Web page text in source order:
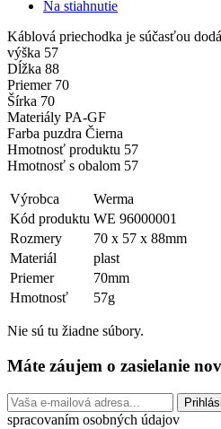
Na stiahnutie
Káblová priechodka je súčasťou
výška 57
Dĺžka 88
Priemer 70
Šírka 70
Materiály PA-GF
Farba puzdra Čierna
Hmotnosť produktu 57
Hmotnosť s obalom 57
Výrobca
Werma
Kód produktu WE 96000001
Rozmery
70 x 57 x 88mm
Materiál
plast
Priemer
70mm
Hmotnosť
57g
Nie sú tu žiadne súbory.
Máte záujem o zasielanie
spracovaním osobných údajov